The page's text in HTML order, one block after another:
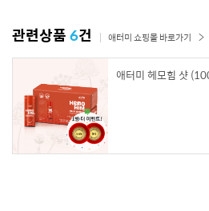
관련상품6건 애터미 쇼핑몰 바로가기
애터미 헤모힘 샷